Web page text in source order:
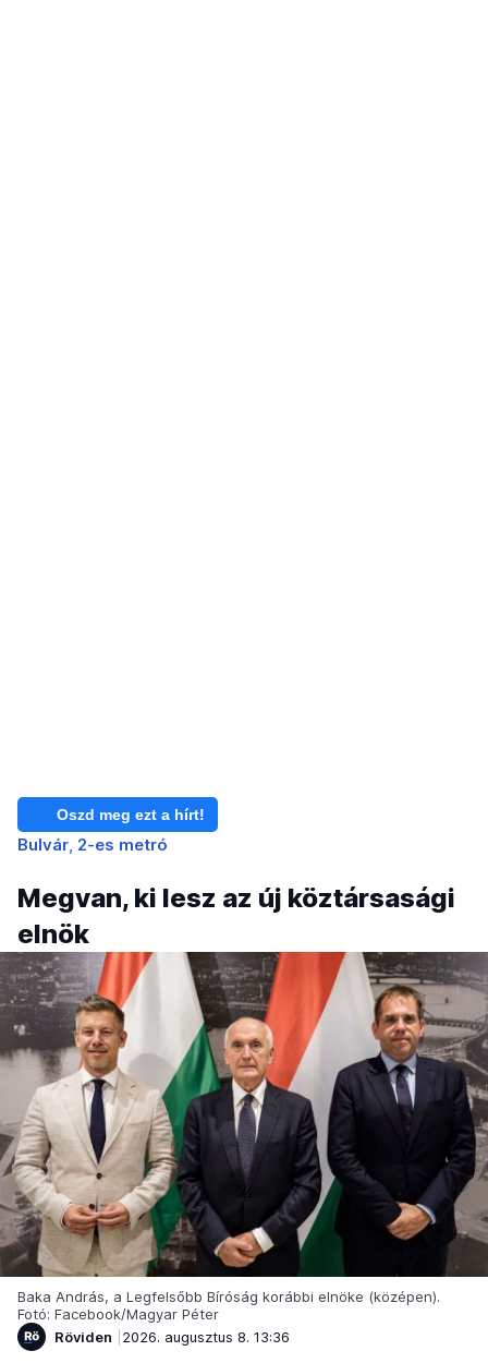
Oszd meg ezt a hírt!
Bulvár 2-es metró
Megvan, ki lesz az új köztársasági
elnök
Baka András, a Legfelsőbb Bíróság korábbi elnöke (középen).
Fotó: Facebook/Magyar Péter
Röviden
2026. augusztus 8. 13:36